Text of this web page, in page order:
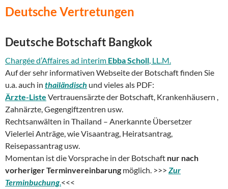
Deutsche Vertretungen
Deutsche Botschaft Bangkok
Chargée d’Affaires ad interim Ebba Scholl, LL.M.
Auf der sehr informativen Webseite der Botschaft finden Sie
u.a. auch in thailändisch und vieles als PDF:
Ärzte-Liste Vertrauensärzte der Botschaft, Krankenhäusern ,
Zahnärzte, Gegengiftzentren usw.
Rechtsanwälten in Thailand – Anerkannte Übersetzer
Vielerlei Anträge, wie Visaantrag, Heiratsantrag,
Reisepassantrag usw.
Momentan ist die Vorsprache in der Botschaft nur nach
vorheriger Terminvereinbarung möglich. >>> Zur
Terminbuchung.<<<